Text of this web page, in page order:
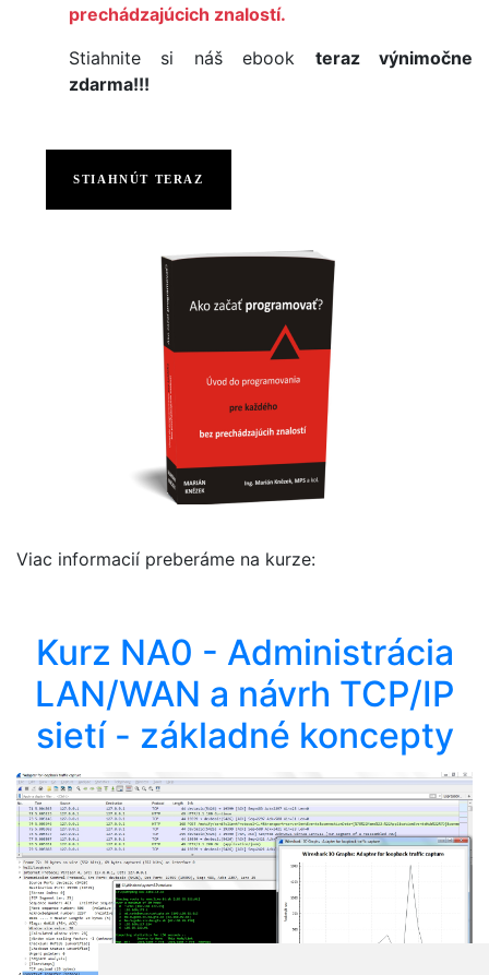
prechádzajúcich znalostí.
Stiahnite si náš ebook teraz výnimočne
zdarma!!!
STIAHNÚT TERAZ
Viac informacií preberáme na kurze:
Kurz NA0 - Administrácia
LAN/WAN a návrh TCP/IP
sietí - základné koncepty